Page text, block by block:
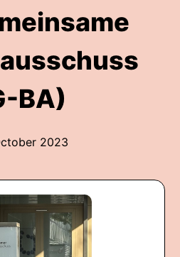
BA)
2023